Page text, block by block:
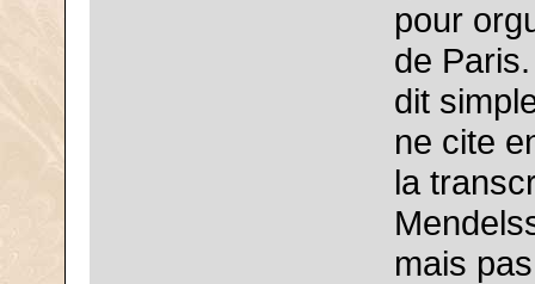
pour
de
dit
ne cite
la
mais